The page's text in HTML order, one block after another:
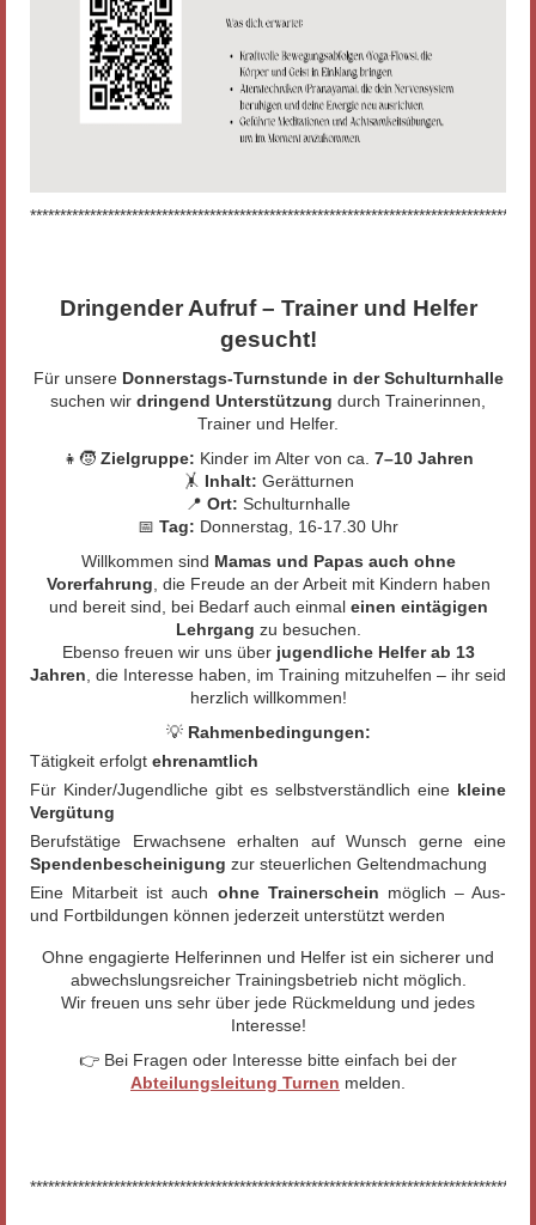
Dringender Aufruf – Trainer und Helfer
gesucht!
Für unsere Donnerstags-Turnstunde in der Schulturnhalle
suchen wir dringend Unterstützung durch Trainerinnen,
Trainer und Helfer.
👧🧒 Zielgruppe: Kinder im Alter von ca. 7–10 Jahren
🤸 Inhalt: Gerätturnen
📍 Ort: Schulturnhalle
📅 Tag: Donnerstag, 16-17.30 Uhr
Willkommen sind Mamas und Papas auch ohne
Vorerfahrung , die Freude an der Arbeit mit Kindern haben
und bereit sind, bei Bedarf auch einmal einen eintägigen
Lehrgang zu besuchen.
Ebenso freuen wir uns über jugendliche Helfer ab 13
Jahren , die Interesse haben, im Training mitzuhelfen – ihr seid
herzlich willkommen!
💡 Rahmenbedingungen:
Tätigkeit erfolgt ehrenamtlich
Für Kinder/Jugendliche gibt es selbstverständlich eine kleine
Vergütung
Berufstätige Erwachsene erhalten auf Wunsch gerne eine
Spendenbescheinigung zur steuerlichen Geltendmachung
Eine Mitarbeit ist auch ohne Trainerschein möglich – Aus-
und Fortbildungen können jederzeit unterstützt werden
Ohne engagierte Helferinnen und Helfer ist ein sicherer und
abwechslungsreicher Trainingsbetrieb nicht möglich.
Wir freuen uns sehr über jede Rückmeldung und jedes
Interesse!
👉 Bei Fragen oder Interesse bitte einfach bei der
Abteilungsleitung Turnen melden.